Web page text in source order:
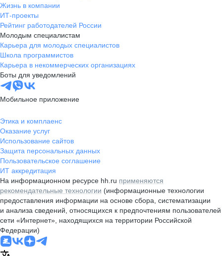
Жизнь в компании
ИТ-проекты
Рейтинг работодателей России
Молодым специалистам
Карьера для молодых специалистов
Школа программистов
Карьера в некоммерческих организациях
Боты для уведомлений
Мобильное приложение
Этика и комплаенс
Оказание услуг
Использование сайтов
Защита персональных данных
Пользовательское соглашение
ИТ аккредитация
На информационном ресурсе hh.ru применяются
рекомендательные технологии (информационные технологии
предоставления информации на основе сбора, систематизации
и анализа сведений, относящихся к предпочтениям пользователей
сети «Интернет», находящихся на территории Российской
Федерации)